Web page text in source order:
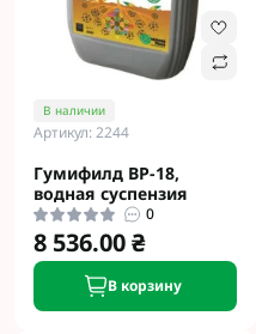
В наличии
Артикул: 2244
Гумифилд ВР-18,
водная суспензия
0
8 536.00 ₴
В корзину